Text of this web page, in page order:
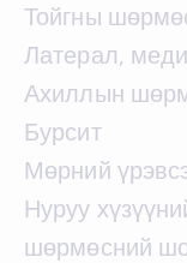
Тойгны
Латерал,
Ахиллын
Бурсит
Мөрний
Нуруу
шөрмөсний